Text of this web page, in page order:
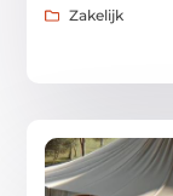
Zakelijk